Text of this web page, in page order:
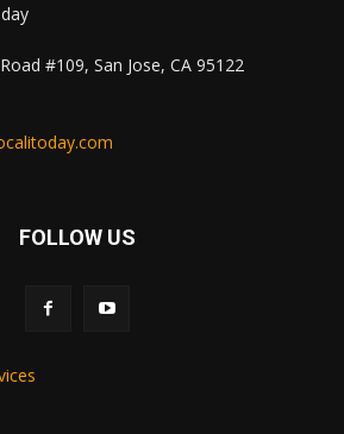
#109, San Jose, CA 95122
FOLLOW US